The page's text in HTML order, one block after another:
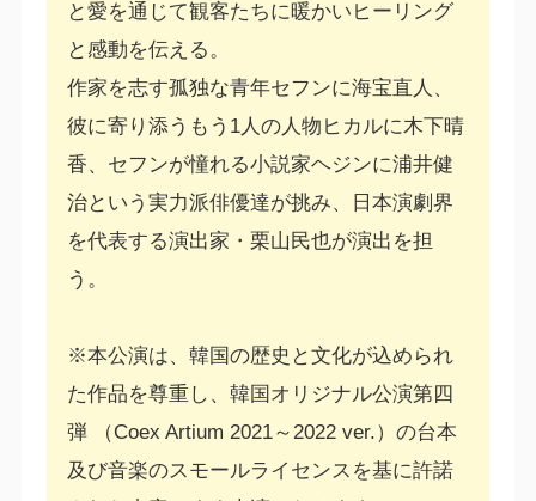
と愛を通じて観客たちに暖かいヒーリング
と感動を伝える。
作家を志す孤独な青年セフンに海宝直人、
彼に寄り添うもう1人の人物ヒカルに木下晴
香、セフンが憧れる小説家ヘジンに浦井健
治という実力派俳優達が挑み、日本演劇界
を代表する演出家・栗山民也が演出を担
う。
※本公演は、韓国の歴史と文化が込められ
た作品を尊重し、韓国オリジナル公演第四
弾 （Coex Artium 2021～2022 ver.）の台本
及び音楽のスモールライセンスを基に許諾